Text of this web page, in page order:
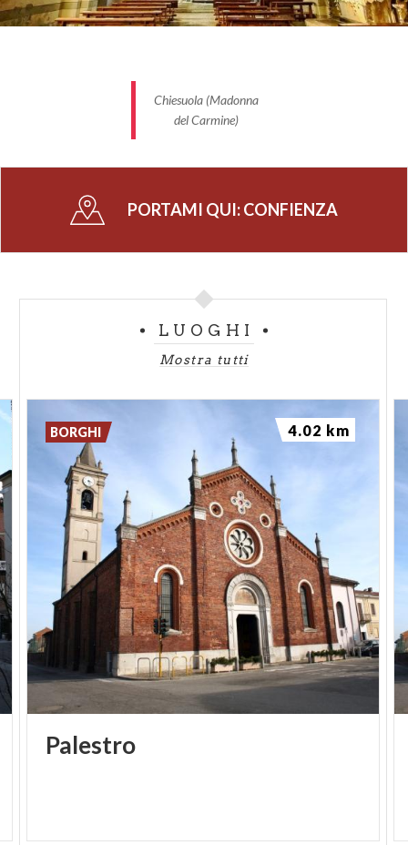
Chiesuola (Madonna
del Carmine)
PORTAMI QUI:CONFIENZA
LUOGHI
Mostra tutti
Palestro
BORGHI 4.02 km